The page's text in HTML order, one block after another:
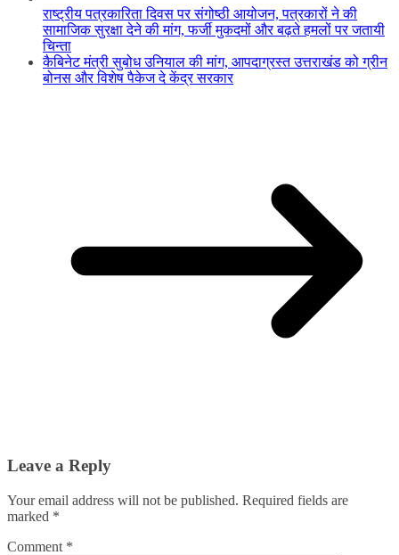
राष्ट्रीय पत्रकारिता दिवस पर संगोष्ठी आयोजन, पत्रकारों ने की
सामाजिक सुरक्षा देने की मांग, फर्जी मुकदमों और बढ़ते हमलों पर जतायी
चिन्ता
कैबिनेट मंत्री सुबोध उनियाल की मांग, आपदाग्रस्त उत्तराखंड को ग्रीन
बोनस और विशेष पैकेज दे केंद्र सरकार
Leave a Reply
Your email address will not be published. Required fields are
marked *
Comment *